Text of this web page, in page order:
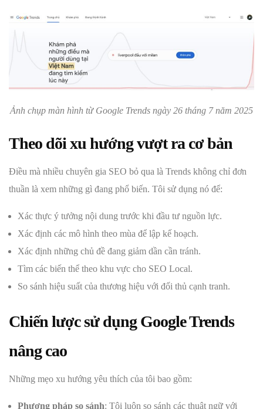
Ảnh chụp màn hình từ Google Trends ngày 26 tháng 7 năm 2025
Theo dõi xu hướng vượt ra cơ bản
Điều mà nhiều chuyên gia SEO bỏ qua là Trends không chỉ đơn
thuần là xem những gì đang phổ biến. Tôi sử dụng nó để:
Xác thực ý tưởng nội dung trước khi đầu tư nguồn lực.
Xác định các mô hình theo mùa để lập kế hoạch.
Xác định những chủ đề đang giảm dần cần tránh.
Tìm các biến thể theo khu vực cho SEO Local.
So sánh hiệu suất của thương hiệu với đối thủ cạnh tranh.
Chiến lược sử dụng Google Trends
nâng cao
Những mẹo xu hướng yêu thích của tôi bao gồm:
Phương pháp so sánh: Tôi luôn so sánh các thuật ngữ với